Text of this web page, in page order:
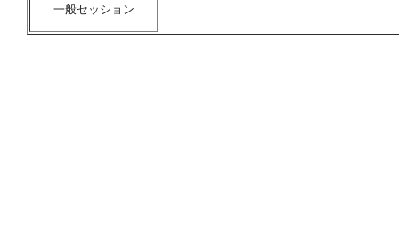
一般セッション